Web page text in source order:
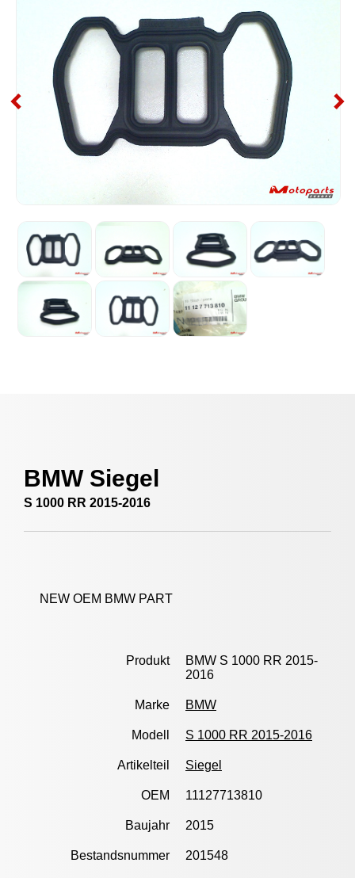
BMW Siegel
S 1000 RR 2015-2016
NEW OEM BMW PART
Produkt
BMW S 1000 RR 2015-
2016
Marke BMW
Modell S 1000 RR 2015-2016
Artikelteil Siegel
OEM 11127713810
Baujahr 2015
Bestandsnummer 201548